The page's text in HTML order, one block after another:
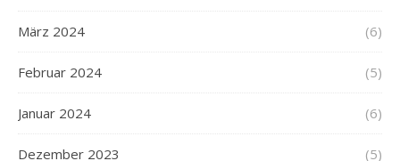
März 2024 (6)
Februar 2024 (5)
Januar 2024 (6)
Dezember 2023 (5)